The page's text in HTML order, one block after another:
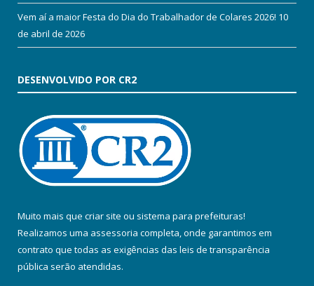
Vem aí a maior Festa do Dia do Trabalhador de Colares 2026! 10
de abril de 2026
DESENVOLVIDO POR CR2
Muito mais que criar site ou sistema para prefeituras!
Realizamos uma assessoria completa, onde garantimos em
contrato que todas as exigências das leis de transparência
pública serão atendidas.